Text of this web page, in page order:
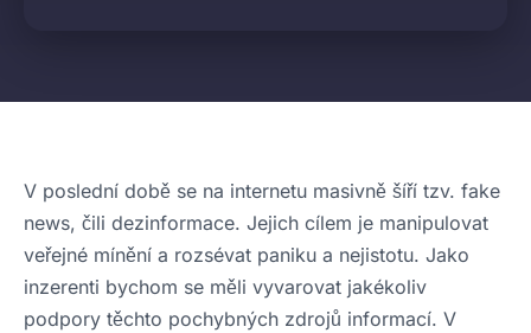
V poslední době se na internetu masivně šíří tzv. fake
news, čili dezinformace. Jejich cílem je manipulovat
veřejné mínění a rozsévat paniku a nejistotu. Jako
inzerenti bychom se měli vyvarovat jakékoliv
podpory těchto pochybných zdrojů informací. V